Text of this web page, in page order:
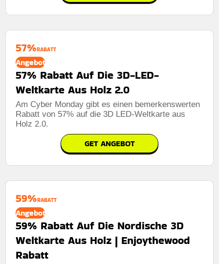
57%RABATT
Angebot
57% Rabatt Auf Die 3D-LED-
Weltkarte Aus Holz 2.0
Am Cyber ​​Monday gibt es einen bemerkenswerten
Rabatt von 57% auf die 3D LED-Weltkarte aus
Holz 2.0.
GET ANGEBOT
59%RABATT
Angebot
59% Rabatt Auf Die Nordische 3D
Weltkarte Aus Holz | Enjoythewood
Rabatt